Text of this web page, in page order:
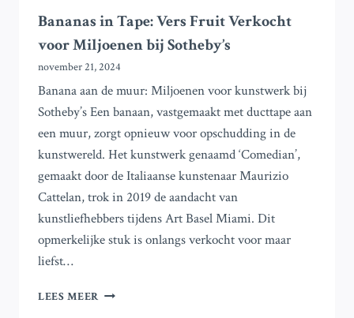
Bananas in Tape: Vers Fruit Verkocht
voor Miljoenen bij Sotheby’s
november 21, 2024
Banana aan de muur: Miljoenen voor kunstwerk bij
Sotheby’s Een banaan, vastgemaakt met ducttape aan
een muur, zorgt opnieuw voor opschudding in de
kunstwereld. Het kunstwerk genaamd ‘Comedian’,
gemaakt door de Italiaanse kunstenaar Maurizio
Cattelan, trok in 2019 de aandacht van
kunstliefhebbers tijdens Art Basel Miami. Dit
opmerkelijke stuk is onlangs verkocht voor maar
liefst…
LEES MEER BANANAS